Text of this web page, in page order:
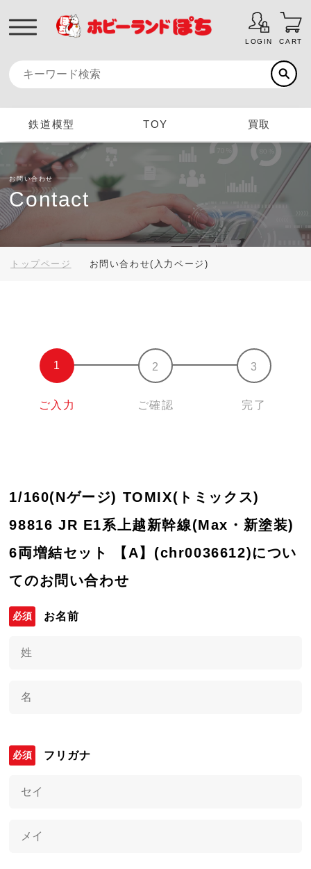
LOGIN CART
鉄道模型 TOY 買取
お問い合わせ
Contact
トップページ お問い合わせ(入力ページ)
ご入力 ご確認 完了
1/160(Nゲージ) TOMIX(トミックス)
98816 JR E1系上越新幹線(Max・新塗装)
6両増結セット 【A】(chr0036612)につい
てのお問い合わせ
お名前
フリガナ